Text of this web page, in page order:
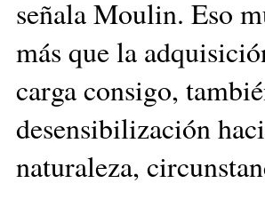
señala Moulin. Eso
más que la
carga consigo,
desensibilización
naturaleza,